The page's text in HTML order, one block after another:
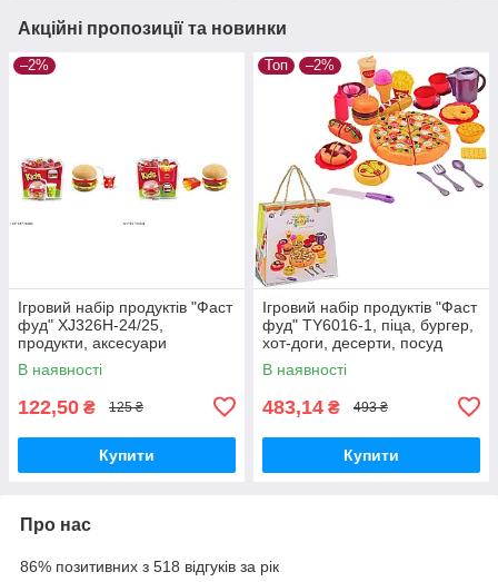
Акційні пропозиції та новинки
–2%
Ігровий набір продуктів "Фаст
фуд" XJ326H-24/25,
продукти, аксесуари
В наявності
122,50 ₴ 125 ₴
Купити
Топ –2%
Ігровий набір продуктів "Фаст
фуд" TY6016-1, піца, бургер,
хот-доги, десерти, посуд
В наявності
483,14 ₴ 493 ₴
Купити
Про нас
86% позитивних з 518 відгуків за рік